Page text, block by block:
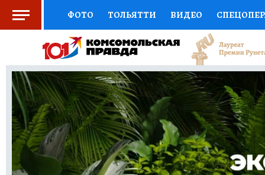
ФОТО ТОЛЬЯТТИ ВИДЕО
СОЦПОДДЕРЖКА НАУКА СПОРТ
ВЫБОР ЭКСПЕРТОВ ДОКТОР
КНИЖНАЯ ПОЛКА ПРОГНОЗЫ НА СПОРТ
ПРЕСС-ЦЕНТР НЕДВИЖИМОСТЬ
КОЛЛЕКЦИИ КП РЕКЛАМА